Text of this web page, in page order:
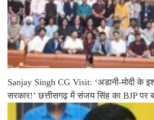
Sanjay Singh CG Visit: ‘अडानी-मोदी के
सरकार!’ छत्तीसगढ़ में संजय सिंह का BJP पर